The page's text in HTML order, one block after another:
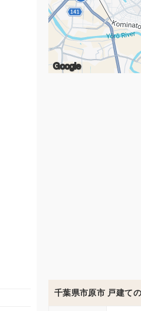
Google
千葉県市原市 戸建て